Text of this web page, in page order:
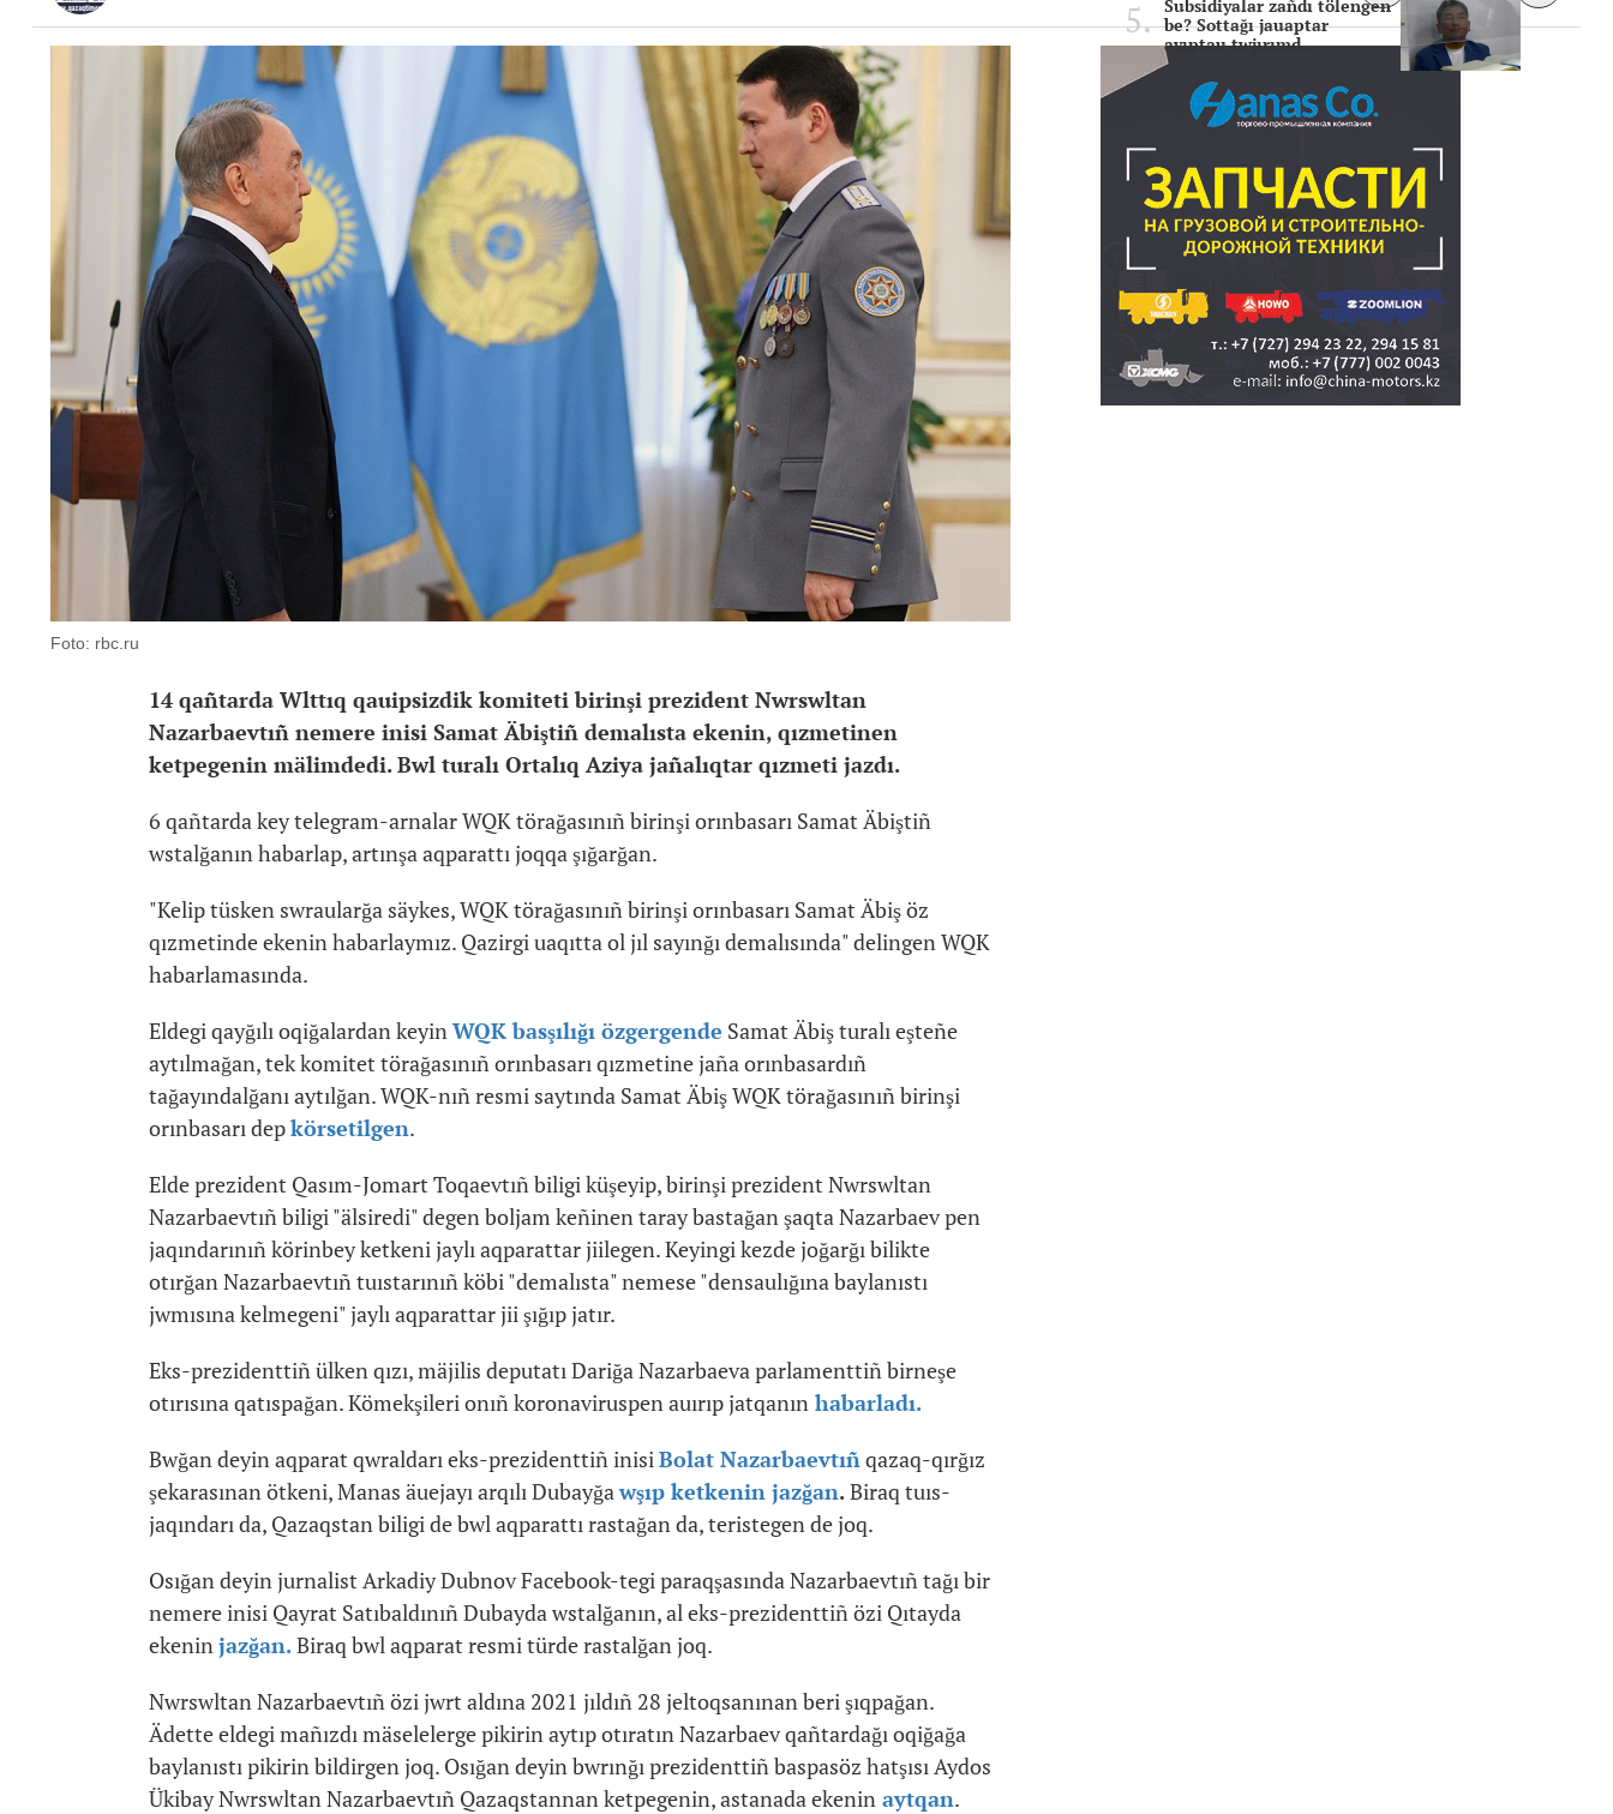
Foto: rbc.ru
14 qañtarda Wlttıq qauipsizdik komiteti birinşi prezident Nwrswltan
Nazarbaevtıñ nemere inisi Samat Äbiştiñ demalısta ekenin, qızmetinen
ketpegenin mälimdedi. Bwl turalı Ortalıq Aziya jañalıqtar qızmeti jazdı.
6 qañtarda key telegram-arnalar WQK törağasınıñ birinşi orınbasarı Samat Äbiştiñ
wstalğanın habarlap, artınşa aqparattı joqqa şığarğan.
"Kelip tüsken swraularğa säykes, WQK törağasınıñ birinşi orınbasarı Samat Äbiş öz
qızmetinde ekenin habarlaymız. Qazirgi uaqıtta ol jıl sayınğı demalısında" delingen WQK
habarlamasında.
Eldegi qayğılı oqiğalardan keyinWQK basşılığı özgergende Samat Äbiş turalı eşteñe
aytılmağan, tek komitet törağasınıñ orınbasarı qızmetine jaña orınbasardıñ
tağayındalğanı aytılğan. WQK-nıñ resmi saytında Samat Äbiş WQK törağasınıñ birinşi
orınbasarı depkörsetilgen.
Elde prezident Qasım-Jomart Toqaevtıñ biligi küşeyip, birinşi prezident Nwrswltan
Nazarbaevtıñ biligi "älsiredi" degen boljam keñinen taray bastağan şaqta Nazarbaev pen
jaqındarınıñ körinbey ketkeni jaylı aqparattar jiilegen. Keyingi kezde joğarğı bilikte
otırğan Nazarbaevtıñ tuıstarınıñ köbi "demalısta" nemese "densaulığına baylanıstı
jwmısına kelmegeni" jaylı aqparattar jii şığıp jatır.
Eks-prezidenttiñ ülken qızı, mäjilis deputatı Dariğa Nazarbaeva parlamenttiñ birneşe
otırısına qatıspağan. Kömekşileri onıñ koronaviruspen auırıp jatqanınhabarladı.
Bwğan deyin aqparat qwraldarı eks-prezidenttiñ inisiBolat Nazarbaevtıñqazaq-qırğız
şekarasınan ötkeni, Manas äuejayı arqılı Dubayğawşıp ketkenin jazğan.Biraq tuıs-
jaqındarı da, Qazaqstan biligi de bwl aqparattı rastağan da, teristegen de joq.
Osığan deyin jurnalist Arkadiy Dubnov Facebook-tegi paraqşasında Nazarbaevtıñ tağı bir
nemere inisi Qayrat Satıbaldınıñ Dubayda wstalğanın, al eks-prezidenttiñ özi Qıtayda
ekeninjazğan.Biraq bwl aqparat resmi türde rastalğan joq.
Nwrswltan Nazarbaevtıñ özi jwrt aldına 2021 jıldıñ 28 jeltoqsanınan beri şıqpağan.
Ädette eldegi mañızdı mäselelerge pikirin aytıp otıratın Nazarbaev qañtardağı oqiğağa
baylanıstı pikirin bildirgen joq. Osığan deyin bwrınğı prezidenttiñ baspasöz hatşısı Aydos
Ükibay Nwrswltan Nazarbaevtıñ Qazaqstannan ketpegenin, astanada ekeninaytqan.
Subsidiyalar zañdı tölengen
be? Sottağı jauaptar
ayıptau twjırımd..